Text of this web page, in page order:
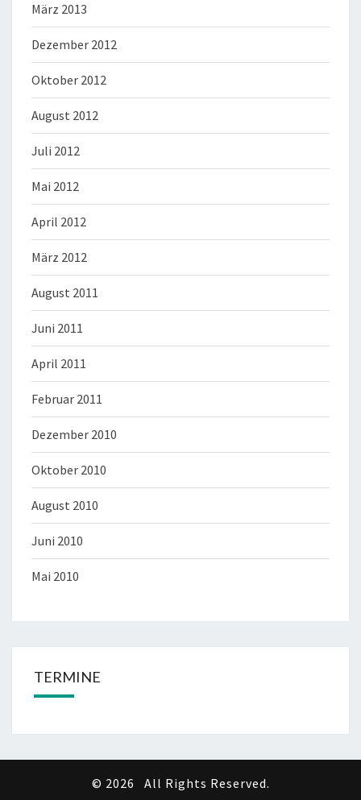
März 2013
Dezember 2012
Oktober 2012
August 2012
Juli 2012
Mai 2012
April 2012
März 2012
August 2011
Juni 2011
April 2011
Februar 2011
Dezember 2010
Oktober 2010
August 2010
Juni 2010
Mai 2010
TERMINE
© 2026 All Rights Reserved.